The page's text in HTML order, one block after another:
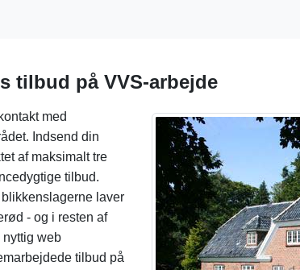
tilbud på VVS-arbejde
med
Indsend din
af maksimalt tre
tilbud.
laver
- og i resten af
nyttig web
tilbud på